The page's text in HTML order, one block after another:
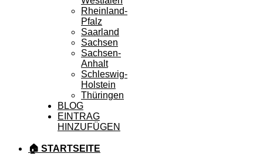
Rheinland-
Pfalz
Saarland
Sachsen
Sachsen-
Anhalt
Schleswig-
Holstein
Thüringen
BLOG
EINTRAG
HINZUFÜGEN
🏠 STARTSEITE